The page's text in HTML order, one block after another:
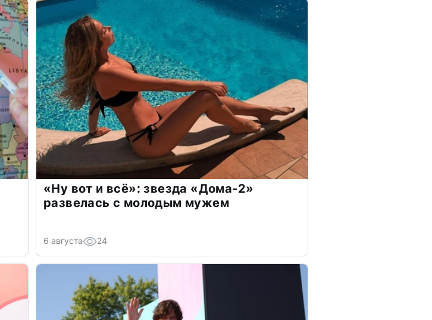
«Ну вот и всё»: звезда «Дома-2»
развелась с молодым мужем
6 августа 24